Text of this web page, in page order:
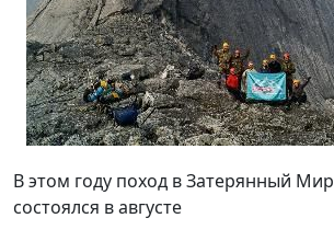
В этом году поход в Затерянный
состоялся в августе